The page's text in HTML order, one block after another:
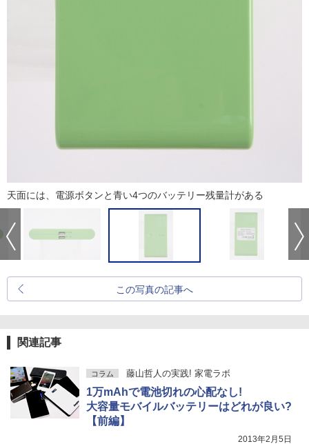
天面には、電源ボタンと青い4つのバッテリー残量計がある
この写真の記事へ
関連記事
コラム 藤山哲人の実践! 家電ラボ
1万mAhで電池切れの心配なし!
大容量モバイルバッテリーはどれが良い?
【前編】
2013年2月5日